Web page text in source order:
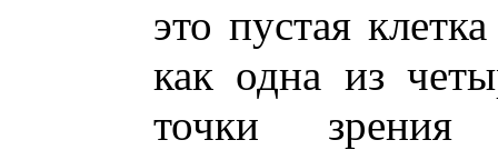
это пустая
как одна из
точки зрения